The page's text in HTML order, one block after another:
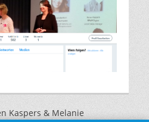
Kaspers & Melanie